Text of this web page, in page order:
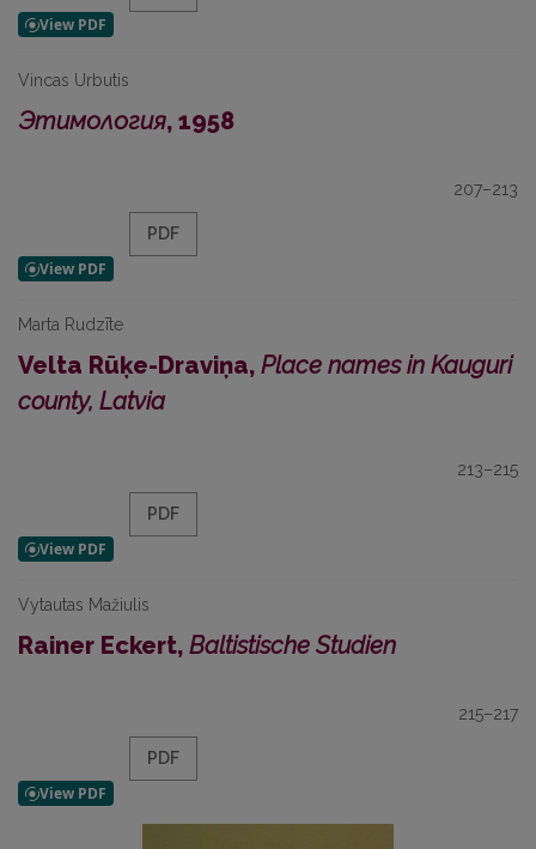
Vincas Urbutis
Этимология, 1958
207–213
PDF
Marta Rudzīte
Velta Rūķe-Draviņa, Place names in Kauguri
county, Latvia
213–215
PDF
Vytautas Mažiulis
Rainer Eckert, Baltistische Studien
215–217
PDF